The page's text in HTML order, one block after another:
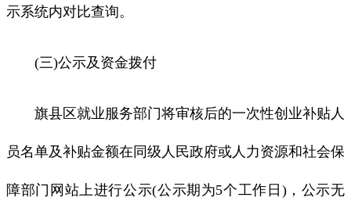
示系统内对比查询。
(三)公示及资金拨付
旗县区就业服务部门将审核后的一次性创业补贴人
员名单及补贴金额在同级人民政府或人力资源和社会保
障部门网站上进行公示(公示期为5个工作日)，公示无